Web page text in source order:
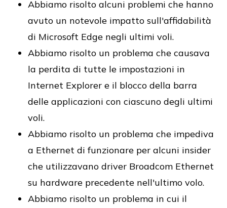
Abbiamo risolto alcuni problemi che hanno
avuto un notevole impatto sull'affidabilità
di Microsoft Edge negli ultimi voli.
Abbiamo risolto un problema che causava
la perdita di tutte le impostazioni in
Internet Explorer e il blocco della barra
delle applicazioni con ciascuno degli ultimi
voli.
Abbiamo risolto un problema che impediva
a Ethernet di funzionare per alcuni insider
che utilizzavano driver Broadcom Ethernet
su hardware precedente nell'ultimo volo.
Abbiamo risolto un problema in cui il